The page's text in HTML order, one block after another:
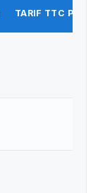
TARIF TTC POSE